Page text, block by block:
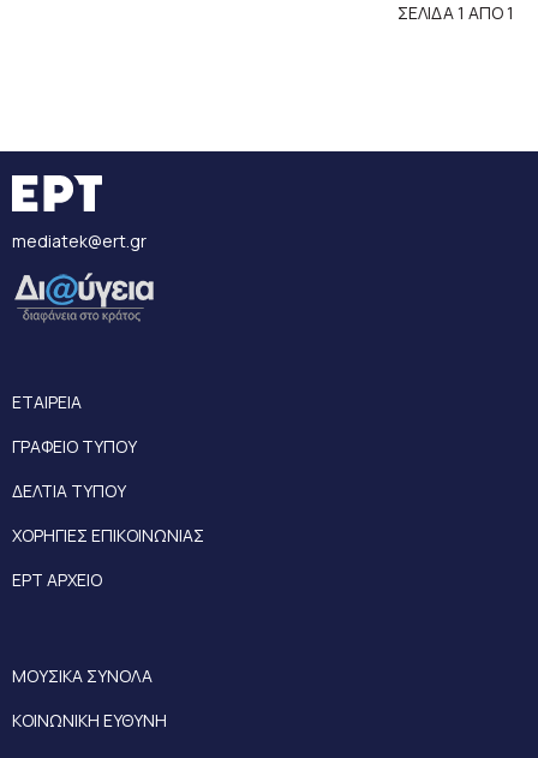
ΣΕΛΙΔΑ 1 ΑΠΟ 1
mediatek@ert.gr
ΕΤΑΙΡΕΙΑ
ΓΡΑΦΕΙΟ ΤΥΠΟΥ
ΔΕΛΤΙΑ ΤΥΠΟΥ
ΧΟΡΗΓΙΕΣ ΕΠΙΚΟΙΝΩΝΙΑΣ
ΕΡΤ ΑΡΧΕΙΟ
ΜΟΥΣΙΚΑ ΣΥΝΟΛΑ
ΚΟΙΝΩΝΙΚΗ ΕΥΘΥΝΗ